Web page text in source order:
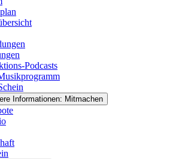
Podcasts
Informationen: Mitmachen